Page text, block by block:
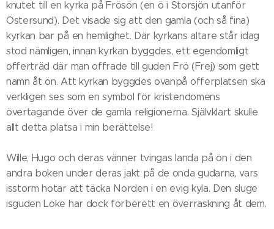
knutet till en kyrka på Frösön (en ö i Storsjön utanför
Östersund). Det visade sig att den gamla (och så fina)
kyrkan bar på en hemlighet. Där kyrkans altare står idag
stod nämligen, innan kyrkan byggdes, ett egendomligt
offerträd där man offrade till guden Frö (Frej) som gett
namn åt ön. Att kyrkan byggdes ovanpå offerplatsen ska
verkligen ses som en symbol för kristendomens
övertagande över de gamla religionerna. Självklart skulle
allt detta platsa i min berättelse!
Wille, Hugo och deras vänner tvingas landa på ön i den
andra boken under deras jakt på de onda gudarna, vars
isstorm hotar att täcka Norden i en evig kyla. Den sluge
isguden Loke har dock förberett en överraskning åt dem.